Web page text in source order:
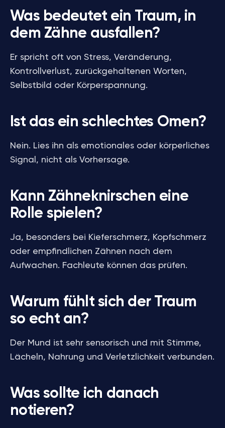
Was bedeutet ein Traum, in
dem Zähne ausfallen?
Er spricht oft von Stress, Veränderung,
Kontrollverlust, zurückgehaltenen Worten,
Selbstbild oder Körperspannung.
Ist das ein schlechtes Omen?
Nein. Lies ihn als emotionales oder körperliches
Signal, nicht als Vorhersage.
Kann Zähneknirschen eine
Rolle spielen?
Ja, besonders bei Kieferschmerz, Kopfschmerz
oder empfindlichen Zähnen nach dem
Aufwachen. Fachleute können das prüfen.
Warum fühlt sich der Traum
so echt an?
Der Mund ist sehr sensorisch und mit Stimme,
Lächeln, Nahrung und Verletzlichkeit verbunden.
Was sollte ich danach
notieren?